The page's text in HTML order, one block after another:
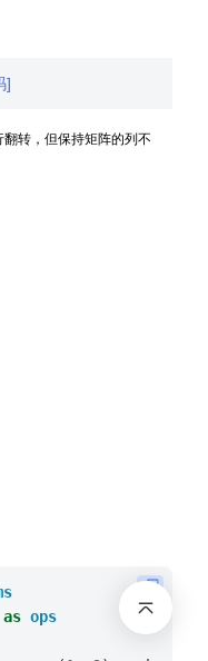
]
转，但保持矩阵的列不
as ops